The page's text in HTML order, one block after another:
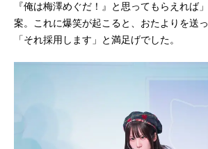
『俺は梅澤めぐだ！』と思ってもらえれば
案。これに爆笑が起こると、おたよりを送
「それ採用します」と満足げでした。